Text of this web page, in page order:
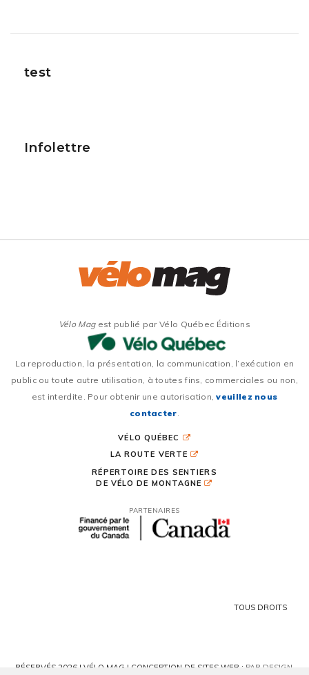
test
Infolettre
Vélo Magest publié par Vélo Québec Éditions
La reproduction, la présentation, la communication, l’exécution en
public ou toute autre utilisation, à toutes fins, commerciales ou non,
est interdite. Pour obtenir une autorisation,veuillez nous
contacter.
VÉLO QUÉBEC
LA ROUTE VERTE
RÉPERTOIRE DES SENTIERS
DE VÉLO DE MONTAGNE
PARTENAIRES
TOUS DROITS
RÉSERVÉS 2026 | VÉLO MAG | CONCEPTION DE SITES WEB : PAR DESIGN,